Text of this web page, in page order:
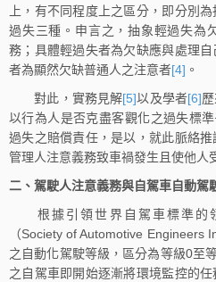
上，有不同程度上之區分，即分別
過失三種。申言之，抽象輕過失為
務；具體輕過失者為欠缺應與處理
者為顯然欠缺普通人之注意者[4] 。
對此，實務見解[5]以及學者[6]
以行為人是否克盡客觀化之過失標
過失之賠償責任，是以，就此脈絡
管理人注意義務致車禍發生且使他人
二、駕駛人注意義務與自駕車自動駕
根據引領世界自駕車標準的
（Society of Automotive Engineers
之自動化駕駛等級，區分為等級0至
之自駕車即開始逐漸將環境監控的